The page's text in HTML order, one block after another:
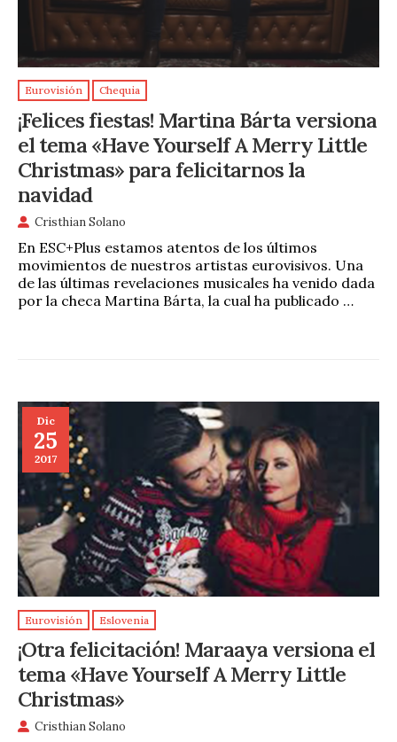
Eurovisión Chequia
¡Felices fiestas! Martina Bárta versiona
el tema «Have Yourself A Merry Little
Christmas» para felicitarnos la
navidad
Cristhian Solano
En ESC+Plus estamos atentos de los últimos
movimientos de nuestros artistas eurovisivos. Una
de las últimas revelaciones musicales ha venido dada
por la checa Martina Bárta, la cual ha publicado …
Dic
25
2017
Eurovisión Eslovenia
¡Otra felicitación! Maraaya versiona el
tema «Have Yourself A Merry Little
Christmas»
Cristhian Solano